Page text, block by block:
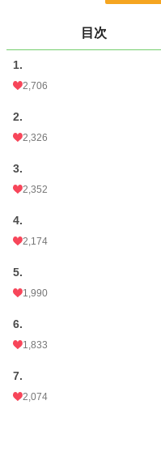
9,819
更新日時
初回完結日時
累計ポイント
目次
1.
2,706
2.
2,326
3.
2,352
4.
2,174
5.
1,990
6.
1,833
7.
2,074